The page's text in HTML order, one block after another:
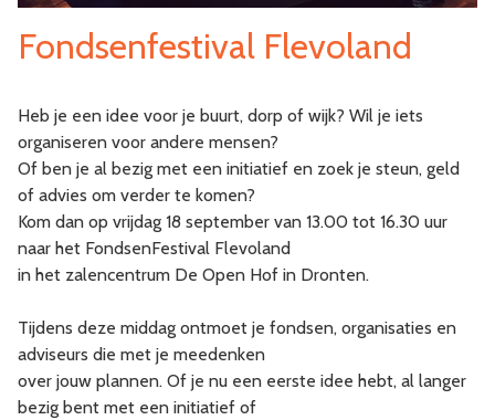
Fondsenfestival Flevoland
Heb je een idee voor je buurt, dorp of wijk? Wil je iets
organiseren voor andere mensen?
Of ben je al bezig met een initiatief en zoek je steun, geld
of advies om verder te komen?
Kom dan op vrijdag 18 september van 13.00 tot 16.30 uur
naar het FondsenFestival Flevoland
in het zalencentrum De Open Hof in Dronten.
Tijdens deze middag ontmoet je fondsen, organisaties en
adviseurs die met je meedenken
over jouw plannen. Of je nu een eerste idee hebt, al langer
bezig bent met een initiatief of